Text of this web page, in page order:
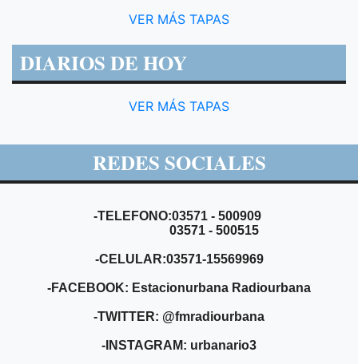
VER MÁS TAPAS
DIARIOS DE HOY
VER MÁS TAPAS
REDES SOCIALES
-TELEFONO:03571 - 500909
03571 - 500515
-CELULAR:03571-15569969
-FACEBOOK: Estacionurbana Radiourbana
-TWITTER: @fmradiourbana
-INSTAGRAM: urbanario3